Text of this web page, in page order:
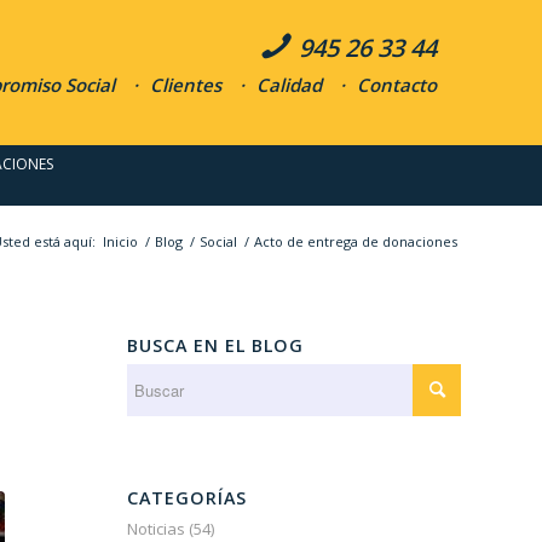
945 26 33 44
Social Clientes Calidad Contacto
está aquí: Inicio / Blog / Social / Acto de entrega de donaciones
BUSCA EN EL BLOG
CATEGORÍAS
Noticias (54)